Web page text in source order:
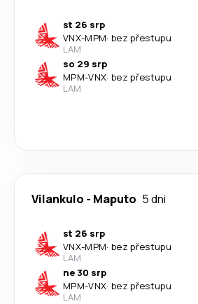
st 26 srp
VNX-MPM· bez přestupu
LAM
so 29 srp
MPM-VNX· bez přestupu
LAM
Vilankulo - Maputo 5 dni
st 26 srp
VNX-MPM· bez přestupu
LAM
ne 30 srp
MPM-VNX· bez přestupu
LAM